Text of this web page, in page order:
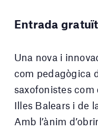
Entrada
Una nova i
com pedagògica
saxofonistes
Illes Balears i de
Amb l’ànim